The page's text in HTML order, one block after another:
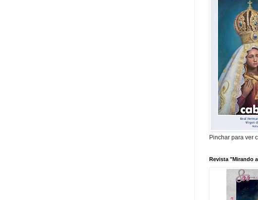
Pinchar para ver
Revista "Mirando